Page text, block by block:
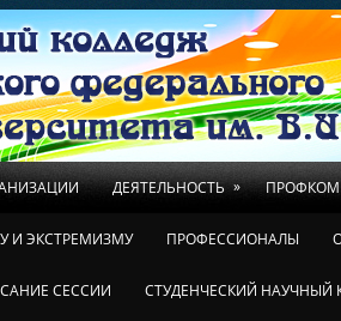
ДЕЯТЕЛЬНОСТЬ » ПРОФКОМ
И ЭКСТРЕМИЗМУ ПРОФЕССИОНАЛЫ
СЕССИИ СТУДЕНЧЕСКИЙ НАУЧНЫЙ